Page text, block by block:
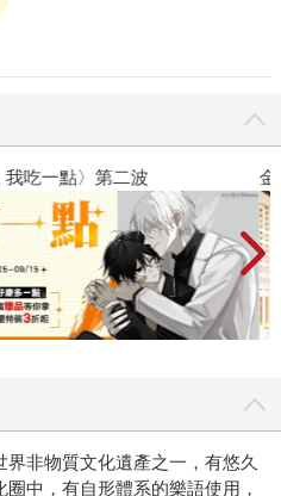
吃一點〉第二波 金
非物質文化遺產之一，有悠久
中，有自形體系的樂語使用，